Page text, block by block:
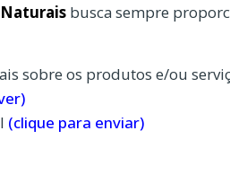
busca sempre
sobre os produtos e/ou
(clique para enviar)